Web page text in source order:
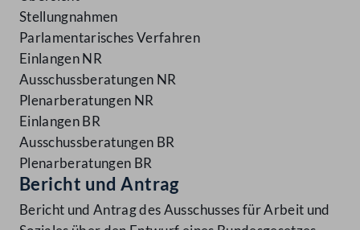
Stellungnahmen
Parlamentarisches Verfahren
Einlangen NR
Ausschussberatungen NR
Plenarberatungen NR
Einlangen BR
Ausschussberatungen BR
Plenarberatungen BR
Bericht und Antrag
Bericht und Antrag des Ausschusses für Arbeit und